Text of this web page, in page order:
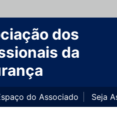
dos
da
do Associado Seja